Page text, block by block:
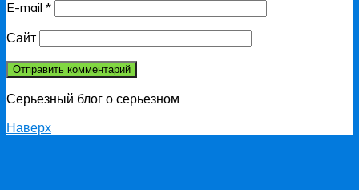
E-mail *
Сайт
Серьезный блог о серьезном
Наверх